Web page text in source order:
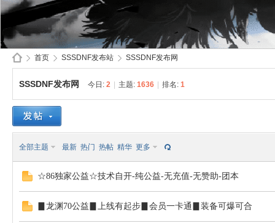
SS »
首页 SSSDNF发布站 SSSDNF发布网
SSSDNF发布网 今日: 2 主题: 1636 排名: 1
全部主题 最新 热门 热帖 精华 更多
☆86独家公益☆技术自开-纯公益-无充值-无赞助-团本
▊龙渊70公益▊上线有起步▊会员一卡通▊装备可爆可合